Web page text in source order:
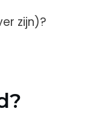
zijn)?